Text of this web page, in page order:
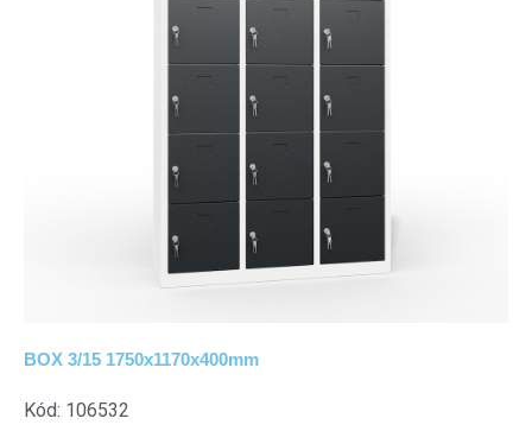
BOX 3/15 1750x1170x400mm
Kód: 106532